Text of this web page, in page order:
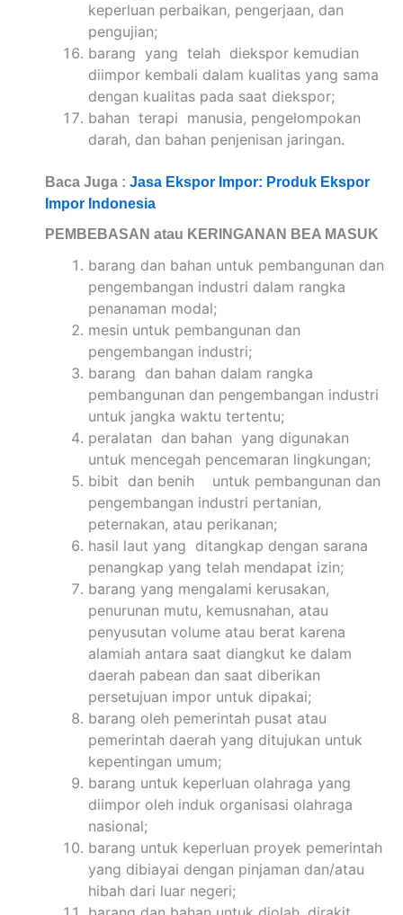
keperluan perbaikan, pengerjaan, dan
pengujian;
barang yang telah diekspor kemudian
diimpor kembali dalam kualitas yang sama
dengan kualitas pada saat diekspor;
bahan terapi manusia, pengelompokan
darah, dan bahan penjenisan jaringan.
Baca Juga : Jasa Ekspor Impor: Produk Ekspor
Impor Indonesia
PEMBEBASAN atau KERINGANAN BEA MASUK
barang dan bahan untuk pembangunan dan
pengembangan industri dalam rangka
penanaman modal;
mesin untuk pembangunan dan
pengembangan industri;
barang dan bahan dalam rangka
pembangunan dan pengembangan industri
untuk jangka waktu tertentu;
peralatan dan bahan yang digunakan
untuk mencegah pencemaran lingkungan;
bibit dan benih untuk pembangunan dan
pengembangan industri pertanian,
peternakan, atau perikanan;
hasil laut yang ditangkap dengan sarana
penangkap yang telah mendapat izin;
barang yang mengalami kerusakan,
penurunan mutu, kemusnahan, atau
penyusutan volume atau berat karena
alamiah antara saat diangkut ke dalam
daerah pabean dan saat diberikan
persetujuan impor untuk dipakai;
barang oleh pemerintah pusat atau
pemerintah daerah yang ditujukan untuk
kepentingan umum;
barang untuk keperluan olahraga yang
diimpor oleh induk organisasi olahraga
nasional;
barang untuk keperluan proyek pemerintah
yang dibiayai dengan pinjaman dan/atau
hibah dari luar negeri;